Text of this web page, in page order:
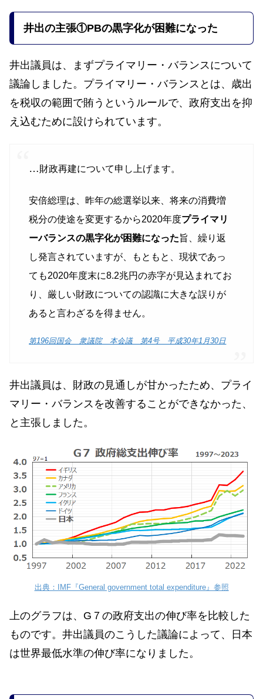
井出の主張①PBの黒字化が困難になった
井出議員は、まずプライマリー・バランスについて
議論しました。プライマリー・バランスとは、歳出
を税収の範囲で賄うというルールで、政府支出を抑
え込むために設けられています。
…財政再建について申し上げます。
安倍総理は、昨年の総選挙以来、将来の消費増
税分の使途を変更するから2020年度プライマリ
ーバランスの黒字化が困難になった旨、繰り返
し発言されていますが、もともと、現状であっ
ても2020年度末に8.2兆円の赤字が見込まれてお
り、厳しい財政についての認識に大きな誤りが
あると言わざるを得ません。
第196回国会 衆議院 本会議 第4号 平成30年1月30日
井出議員は、財政の見通しが甘かったため、プライ
マリー・バランスを改善することができなかった、
と主張しました。
出典：IMF『General government total expenditure』参照
上のグラフは、G７の政府支出の伸び率を比較した
ものです。井出議員のこうした議論によって、日本
は世界最低水準の伸び率になりました。